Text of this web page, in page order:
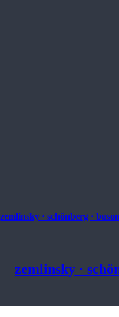
zemlinsky · schönberg ·
zemlinsky ·